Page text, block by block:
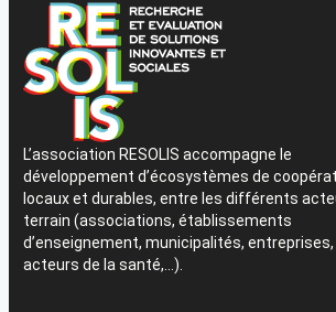
L’association RESOLIS accompagne le
développement d’écosystèmes de
locaux et durables, entre les différents
terrain (associations, établissements
d’enseignement, municipalités, entreprises,
acteurs de la santé,…).